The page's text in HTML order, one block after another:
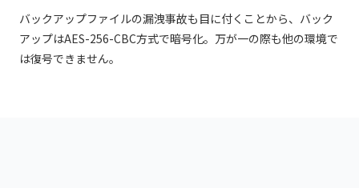
バックアップファイルの漏洩事故も目に付くことから、バック
アップはAES-256-CBC方式で暗号化。万が一の際も他の環境で
は復号できません。